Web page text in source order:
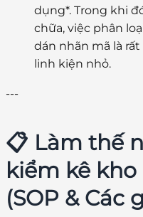
dụng*. Trong khi
chữa, việc phân
dán nhãn mã là
linh kiện nhỏ.
---
📋 Làm thế
kiểm kê
(SOP & Các